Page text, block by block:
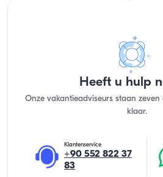
Heeft u hulp
Onze vakantieadviseurs staan
klaar.
Klantenservice
+90 552 822 37
83